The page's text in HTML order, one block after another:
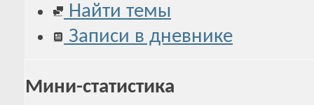
Найти темы
Записи в дневнике
Мини-статистика